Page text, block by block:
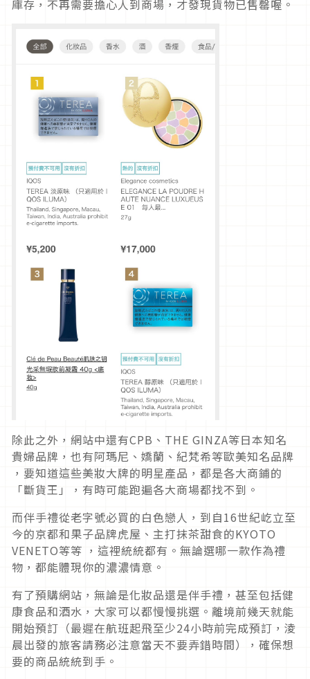
庫存，不再需要擔心人到商場，才發現貨物已售罄喔。
除此之外，網站中還有CPB、THE GINZA等日本知名
貴婦品牌，也有阿瑪尼、嬌蘭、紀梵希等歐美知名品牌
，要知道這些美妝大牌的明星產品，都是各大商鋪的
「斷貨王」，有時可能跑遍各大商場都找不到。
而伴手禮從老字號必買的白色戀人，到自16世紀屹立至
今的京都和果子品牌虎屋、主打抹茶甜食的KYOTO
VENETO等等 ，這裡統統都有。無論選哪一款作為禮
物，都能體現你的濃濃情意。
有了預購網站，無論是化妝品還是伴手禮，甚至包括健
康食品和酒水，大家可以都慢慢挑選。離境前幾天就能
開始預訂（最遲在航班起飛至少24小時前完成預訂，淩
晨出發的旅客請務必注意當天不要弄錯時間），確保想
要的商品統統到手。